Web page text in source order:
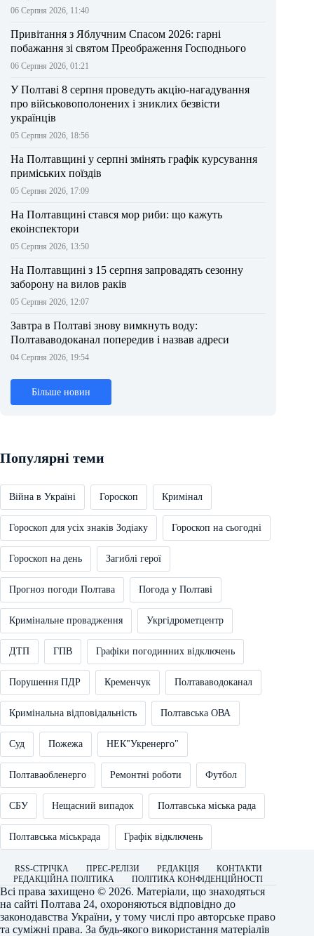
06 Серпня 2026, 11:40
Привітання з Яблучним Спасом 2026: гарні
побажання зі святом Преображення Господнього
06 Серпня 2026, 01:21
У Полтаві 8 серпня проведуть акцію-нагадування
про військовополонених і зниклих безвісти
українців
05 Серпня 2026, 18:56
На Полтавщині у серпні змінять графік курсування
приміських поїздів
05 Серпня 2026, 17:09
На Полтавщині стався мор риби: що кажуть
екоінспектори
05 Серпня 2026, 13:50
На Полтавщині з 15 серпня запровадять сезонну
заборону на вилов раків
05 Серпня 2026, 12:07
Завтра в Полтаві знову вимкнуть воду:
Полтававодоканал попередив і назвав адреси
04 Серпня 2026, 19:54
Більше новин
Популярні теми
Війна в Україні Гороскоп Кримінал
Гороскоп для усіх знаків Зодіаку Гороскоп на сьогодні
Гороскоп на день Загиблі герої
Прогноз погоди Полтава Погода у Полтаві
Кримінальне провадження Укргідрометцентр
ДТП ГПВ Графіки погодинних відключень
Порушення ПДР Кременчук Полтававодоканал
Кримінальна відповідальність Полтавська ОВА
Суд Пожежа НЕК"Укренерго"
Полтаваобленерго Ремонтні роботи Футбол
СБУ Нещасний випадок Полтавська міська рада
Полтавська міськрада Графік відключень
RSS-СТРІЧКА ПРЕС-РЕЛІЗИ РЕДАКЦІЯ
КОНТАКТИ
РЕДАКЦІЙНА ПОЛІТИКА
ПОЛІТИКА КОНФІДЕНЦІЙНОСТІ
Всі права захищено © 2026. Матеріали, що знаходяться
на сайті Полтава 24, охороняються відповідно до
законодавства України, у тому числі про авторське право
та суміжні права. За будь-якого використання матеріалів